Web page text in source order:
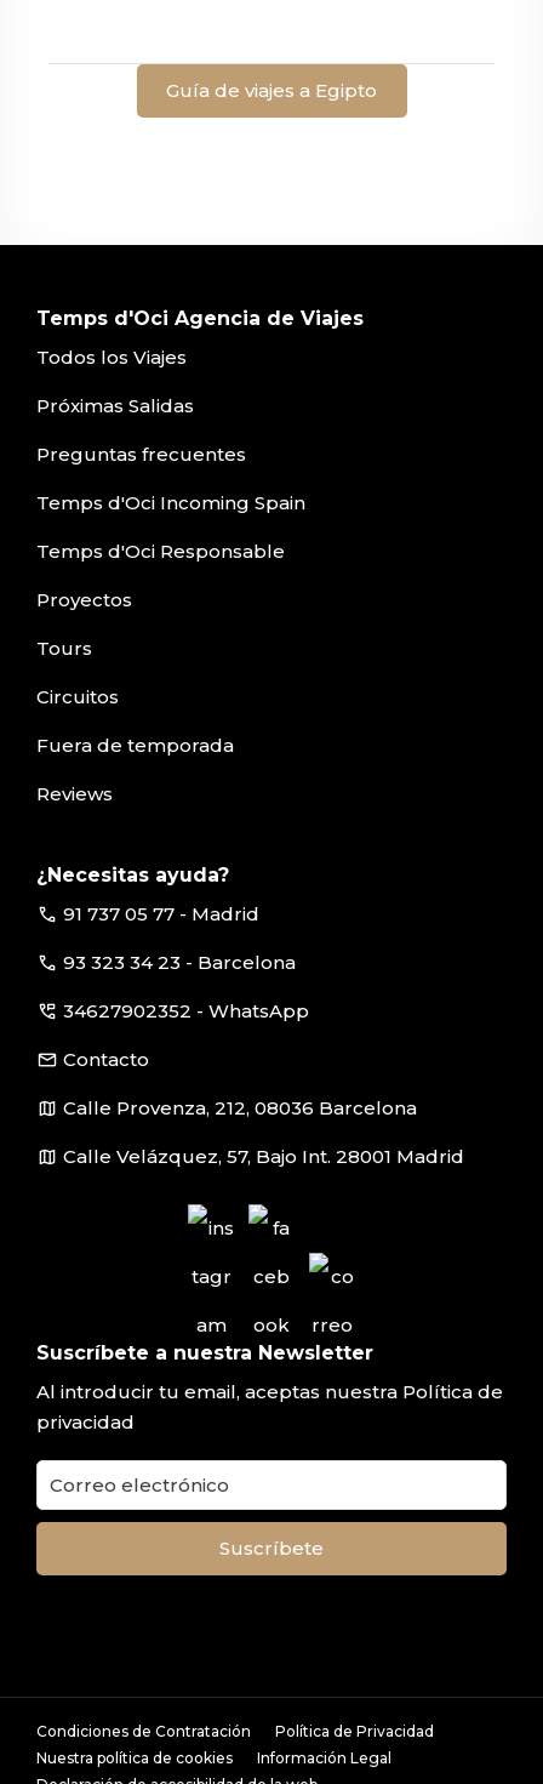
Guía de viajes a Egipto
Temps d'Oci Agencia de Viajes
Todos los Viajes
Próximas Salidas
Preguntas frecuentes
Temps d'Oci Incoming Spain
Temps d'Oci Responsable
Proyectos
Tours
Circuitos
Fuera de temporada
Reviews
¿Necesitas ayuda?
call 91 737 05 77 - Madrid
call 93 323 34 23 - Barcelona
perm_phone_msg 34627902352 - WhatsApp
email Contacto
map Calle Provenza, 212, 08036 Barcelona
map Calle Velázquez, 57, Bajo Int. 28001 Madrid
Suscríbete a nuestra Newsletter
Al introducir tu email, aceptas nuestra Política de
privacidad
Condiciones de Contratación
Política de Privacidad
Nuestra política de cookies
Información Legal